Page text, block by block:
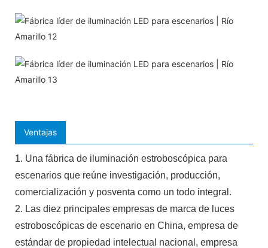
Ventajas
1. Una fábrica de iluminación estroboscópica para
escenarios que reúne investigación, producción,
comercialización y posventa como un todo integral.
2. Las diez principales empresas de marca de luces
estroboscópicas de escenario en China, empresa de
estándar de propiedad intelectual nacional, empresa